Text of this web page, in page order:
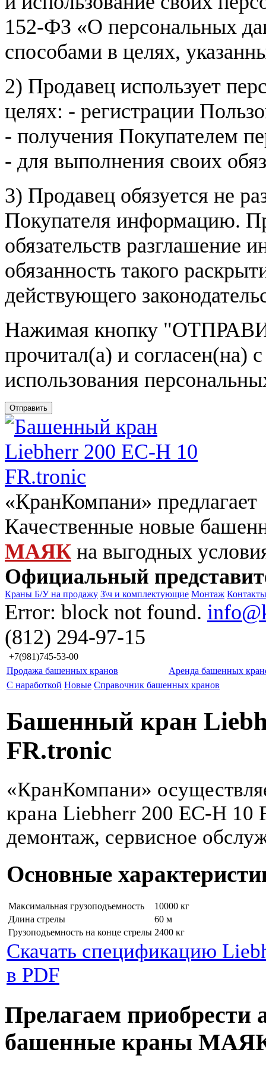
152-ФЗ «О персональных
способами в целях,
2) Продавец использует
целях: - регистрации
- получения Покупателем
- для выполнения своих
3) Продавец обязуется не
Покупателя информацию.
обязательств разглашение
обязанность такого
действующего
Нажимая кнопку
прочитал(а) и согласен(на)
использования
Отправить
«КранКомпани» предлагает
Качественные новые
МАЯК на выгодных
Официальный
Краны Б/У на продажу З\ч и комплектующие Монтаж Контакты
Error: block not found.
(812) 294-97-15
+7(981)745-53-00
Продажа башенных кранов
Аренда башенных
С наработкой Новые Справочник башенных кранов
Башенный кран
FR.tronic
«КранКомпани»
крана Liebherr 200 EC-H 10
демонтаж, сервисное
Основные
Максимальная грузоподъемность
10000 кг
Длина стрелы
60 м
Грузоподъемность на конце стрелы 2400 кг
Скачать спецификацию
в PDF
Прелагаем приобрести
башенные краны